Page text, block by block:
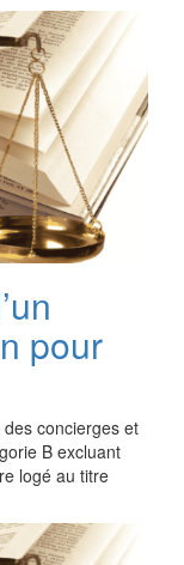
pour
concierges et
B excluant
logé au titre